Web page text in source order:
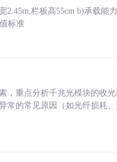
2.45m,栏板高55cm b)承载能
标准
重点分析千兆光模块的收
常的常见原因（如光纤损耗